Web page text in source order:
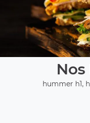
hummer h1,